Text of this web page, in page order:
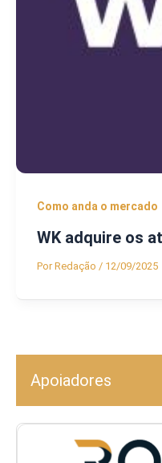
Como anda o mercado
WK adquire os
PorRedação / 12/09/2025
Apoiadores